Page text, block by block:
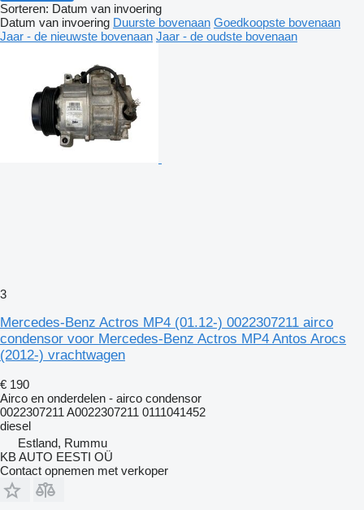
Sorteren: Datum van invoering
Datum van invoering Duurste bovenaan Goedkoopste bovenaan
Jaar - de nieuwste bovenaan Jaar - de oudste bovenaan
3
Mercedes-Benz Actros MP4 (01.12-) 0022307211 airco
condensor voor Mercedes-Benz Actros MP4 Antos Arocs
(2012-) vrachtwagen
€ 190
Airco en onderdelen - airco condensor
0022307211 A0022307211 0111041452
diesel
Estland, Rummu
KB AUTO EESTI OÜ
Contact opnemen met verkoper